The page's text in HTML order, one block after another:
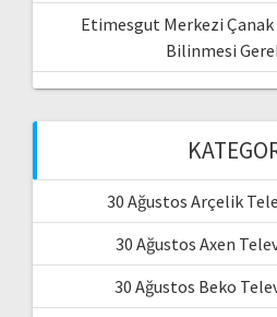
Etimesgut Merkezi Çanak
Bilinmesi
30 Ağustos Arçelik
30 Ağustos Axen
30 Ağustos Beko